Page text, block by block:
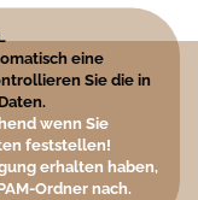
eine
Sie die in
wenn Sie
feststellen!
erhalten haben,
Ordner nach.